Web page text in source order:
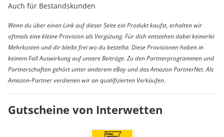
Auch für Bestandskunden
Wenn du über einen Link auf dieser Seite ein Produkt kaufst, erhalten wir
oftmals eine kleine Provision als Vergütung. Für dich entstehen dabei keinerlei
Mehrkosten und dir bleibt frei wo du bestellst. Diese Provisionen haben in
keinem Fall Auswirkung auf unsere Beiträge. Zu den Partnerprogrammen und
Partnerschaften gehört unter anderem eBay und das Amazon PartnerNet. Als
Amazon-Partner verdienen wir an qualifizierten Verkäufen.
Gutscheine von Interwetten